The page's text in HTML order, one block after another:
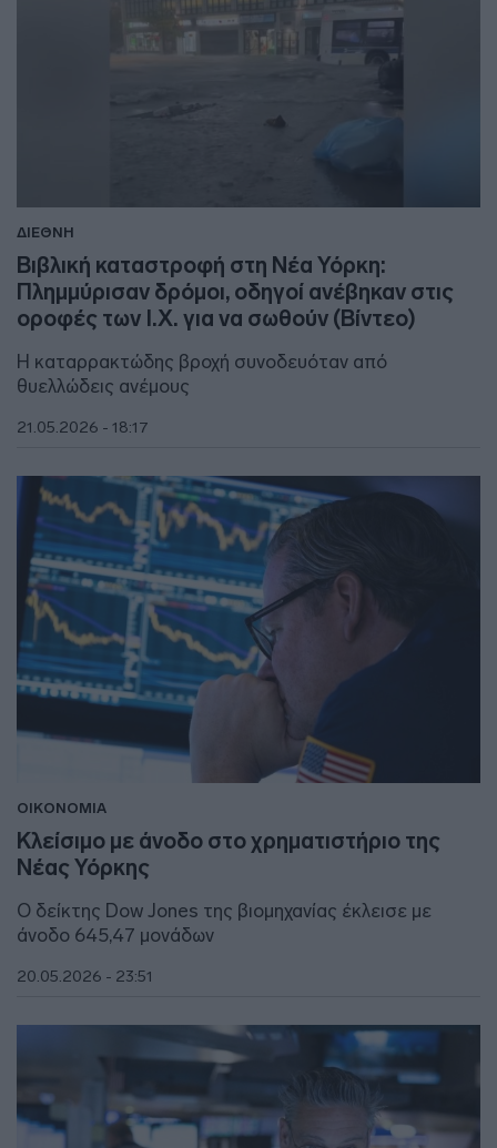
ΔΙΕΘΝΗ
Βιβλική καταστροφή στη Νέα Υόρκη:
Πλημμύρισαν δρόμοι, οδηγοί ανέβηκαν στις
οροφές των Ι.Χ. για να σωθούν (Bίντεο)
Η καταρρακτώδης βροχή συνοδευόταν από
θυελλώδεις ανέμους
21.05.2026 - 18:17
ΟΙΚΟΝΟΜΙΑ
Κλείσιμο με άνοδο στο χρηματιστήριο της
Νέας Υόρκης
Ο δείκτης Dow Jones της βιομηχανίας έκλεισε με
άνοδο 645,47 μονάδων
20.05.2026 - 23:51